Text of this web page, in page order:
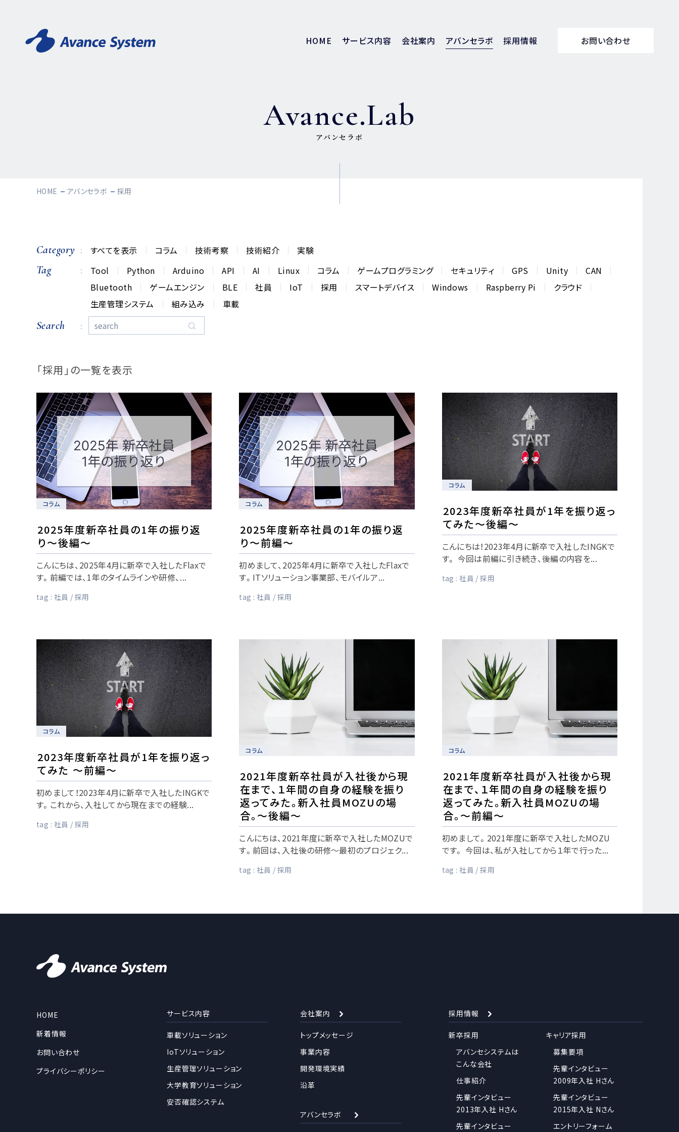
HOME サービス内容 会社案内 アバンセラボ 採用情報 お問い合わせ
Avance.Lab
アバンセラボ
HOME アバンセラボ 採用
Category すべてを表示 コラム 技術考察 技術紹介 実験
Tag Tool Python Arduino API AI Linux コラム ゲームプログラミング セキュリティ GPS Unity
CAN
Bluetooth
ゲームエンジン BLE 社員 IoT 採用 スマートデバイス Windows Raspberry Pi
クラウド
生産管理システム
組み込み 車載
Search
「採用」の一覧を表示
コラム
2025年度新卒社員の1年の振り返
り〜後編〜
こんにちは、2025年4月に新卒で入社したFlaxで
す。前編では、1年のタイムラインや研修、...
tag : 社員 採用
コラム
2025年度新卒社員の1年の振り返
り〜前編〜
初めまして、2025年4月に新卒で入社したFlaxで
す。ITソリューション事業部、モバイルア...
tag : 社員 採用
コラム
2023年度新卒社員が1年を振り返っ
てみた～後編～
こんにちは！2023年4月に新卒で入社したINGKで
す。 今回は前編に引き続き、後編の内容を...
tag :社員 採用
コラム
2023年度新卒社員が1年を振り返っ
てみた ～前編～
初めまして！2023年4月に新卒で入社したINGKで
す。これから、入社してから現在までの経験...
tag : 社員 採用
コラム
2021年度新卒社員が入社後から現
在まで、１年間の自身の経験を振り
返ってみた。新入社員MOZUの場
合。～後編～
こんにちは、2021年度に新卒で入社したMOZUで
す。前回は、入社後の研修～最初のプロジェク...
tag : 社員 採用
コラム
2021年度新卒社員が入社後から現
在まで、１年間の自身の経験を振り
返ってみた。新入社員MOZUの場
合。～前編～
初めまして。2021年度に新卒で入社したMOZU
です。 今回は、私が入社してから１年で行った...
tag :社員 採用
HOME サービス内容
車載ソリューション
IoTソリューション
生産管理ソリューション
大学教育ソリューション
安否確認システム
会社案内
トップメッセージ
事業内容
開発環境実績
沿革
採用情報
新卒採用
アバンセシステムは
こんな会社
仕事紹介
先輩インタビュー
2013年入社 Hさん
先輩インタビュー
キャリア採用
募集要項
先輩インタビュー
2009年入社 Hさん
先輩インタビュー
2015年入社 Nさん
エントリーフォーム
アバンセラボ
新着情報
お問い合わせ
プライバシーポリシー